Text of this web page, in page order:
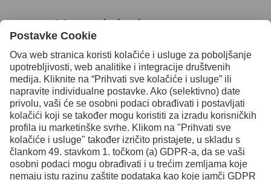
Kontaktirajte nas za
daljnje informacije
Kontakt